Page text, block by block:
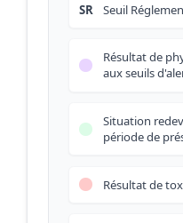
SR Seuil
Résultat de
aux seuils
Situation
période de
Résultat de